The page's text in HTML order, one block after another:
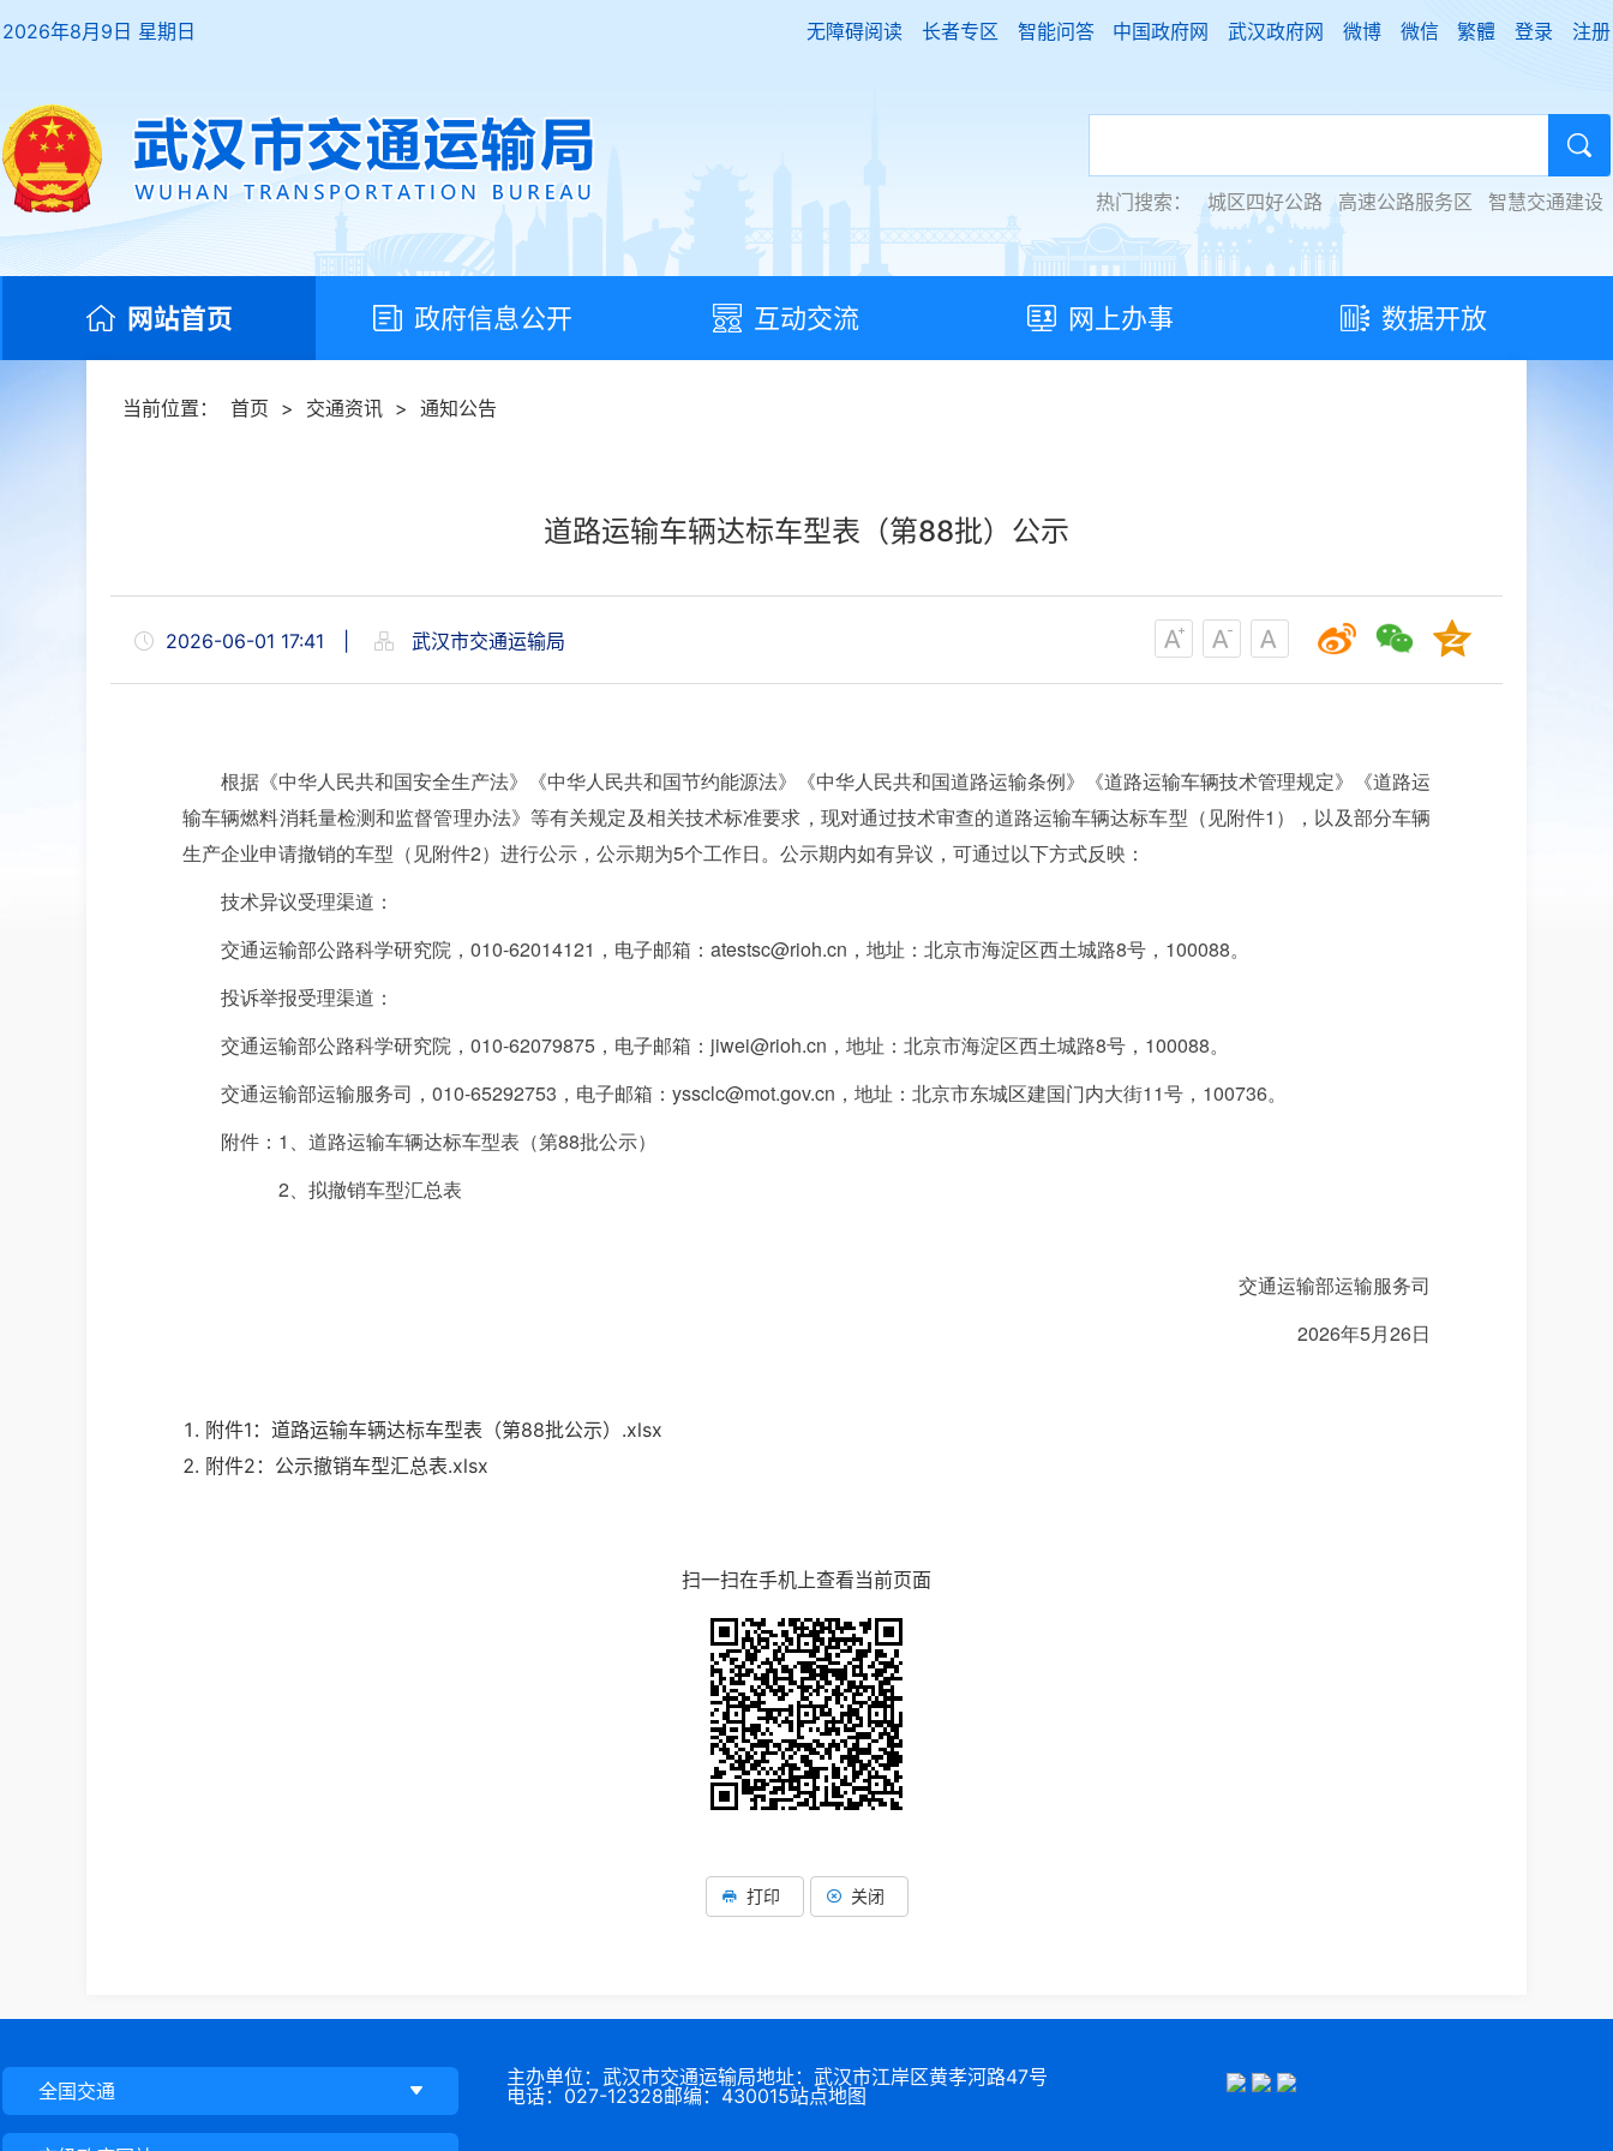
2026年8月9日 星期日 无障碍阅读 长者专区 智能问答 中国政府网 武汉政府网 微博 微信 繁體 登录 注册
热门搜索： 城区四好公路 高速公路服务区 智慧交通建设
网站首页 政府信息公开 互动交流 网上办事 数据开放
当前位置： 首页 > 交通资讯 > 通知公告
道路运输车辆达标车型表（第88批）公示
2026-06-01 17:41 武汉市交通运输局
根据《中华人民共和国安全生产法》《中华人民共和国节约能源法》《中华人民共和国道路运输条例》《道路运输车辆技术管理规定》《道路运
输车辆燃料消耗量检测和监督管理办法》等有关规定及相关技术标准要求，现对通过技术审查的道路运输车辆达标车型（见附件1），以及部分车辆
生产企业申请撤销的车型（见附件2）进行公示，公示期为5个工作日。公示期内如有异议，可通过以下方式反映：
技术异议受理渠道：
交通运输部公路科学研究院，010-62014121，电子邮箱：atestsc@rioh.cn，地址：北京市海淀区西土城路8号，100088。
投诉举报受理渠道：
交通运输部公路科学研究院，010-62079875，电子邮箱：jiwei@rioh.cn，地址：北京市海淀区西土城路8号，100088。
交通运输部运输服务司，010-65292753，电子邮箱：yssclc@mot.gov.cn，地址：北京市东城区建国门内大街11号，100736。
附件：1、道路运输车辆达标车型表（第88批公示）
2、拟撤销车型汇总表
交通运输部运输服务司
2026年5月26日
附件1：道路运输车辆达标车型表（第88批公示）.xlsx
附件2：公示撤销车型汇总表.xlsx
扫一扫在手机上查看当前页面
打印 关闭
全国交通
主办单位：武汉市交通运输局地址：武汉市江岸区黄孝河路47号
电话：027-12328邮编：430015站点地图